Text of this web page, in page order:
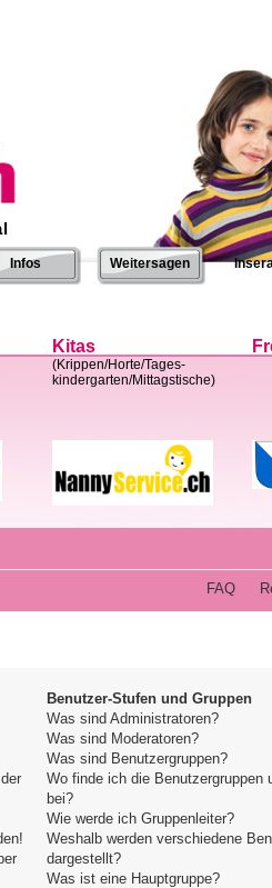
Infos Weitersagen
Kitas
(Krippen/Horte/Tages-
kindergarten/Mittagstische)
FAQ
Benutzer-Stufen und Gruppen
Was sind Administratoren?
Was sind Moderatoren?
Was sind Benutzergruppen?
Wo finde ich die Benutzergruppen
bei?
Wie werde ich Gruppenleiter?
Weshalb werden verschiedene
dargestellt?
Was ist eine Hauptgruppe?